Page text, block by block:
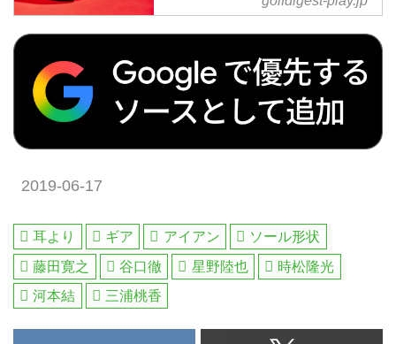
ェストだけのお得なメンバーシッ
プ情報。初心者・アベレージから
を毎日配信。編集の目利きが作る
ゴルフダイジェストの公式総合サ
イト・ゴルフへ行こうWEB by ゴ
ャンボーへ手渡しに行っちゃ
B・デシャンボーやJ・フューリッ
クなどが採用し、いま注目されて
いるアームロック式パター。中弱
てがい、左腕とパターを一体化す
モデルは皆無。ならば作りましょ
う! ということで三角ソールでタ
ッグを組んだ月刊GDとキナセが
アームロック式パターを共同開
Gポケットで販売開始しました。
2019-06-17
耳より ギア アイアン
ソール形状
藤田寛之
谷口徹 星野陸也
時松隆光
河本結
三浦桃香